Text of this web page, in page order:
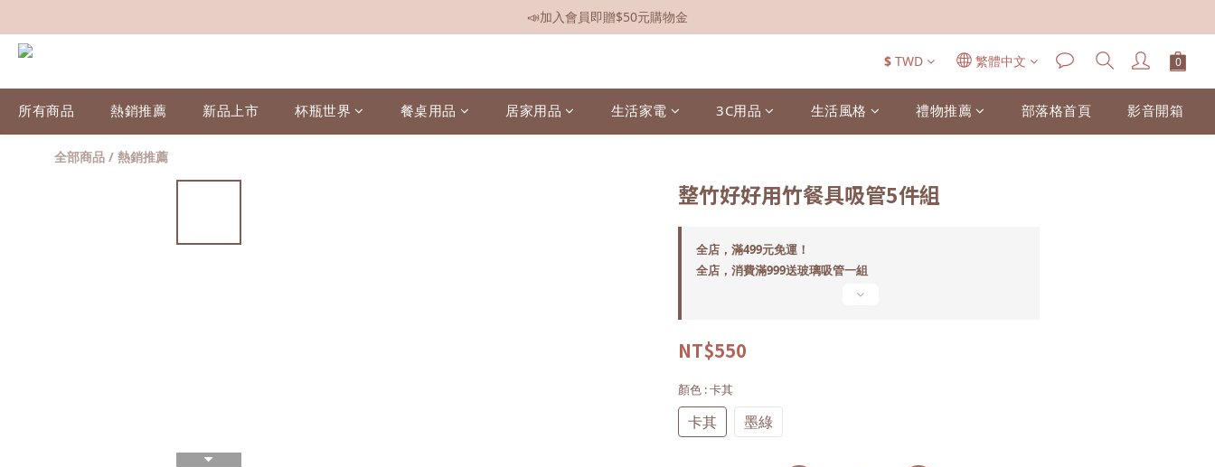
📣全館現貨
📣加入會員即贈$50元購物金
$ TWD 繁體中文
所有商品 熱銷推薦 新品上市 杯瓶世界 餐桌用品 居家用品 生活家電 3C用品 生活風格 禮物推薦 部落格首頁 影音開箱
全部商品 / 熱銷推薦
整竹好好用竹餐具吸管5件組
全店，滿499元免運！
全店，消費滿999送玻璃吸管一組
NT$550
顏色 : 卡其
卡其 墨綠